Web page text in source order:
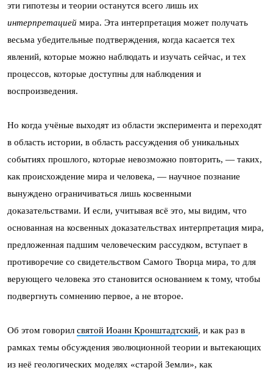
эти гипотезы и теории останутся всего лишь их
интерпретацией мира. Эта интерпретация может получать
весьма убедительные подтверждения, когда касается тех
явлений, которые можно наблюдать и изучать сейчас, и тех
процессов, которые доступны для наблюдения и
воспроизведения.
Но когда учёные выходят из области эксперимента и переходят
в область истории, в область рассуждения об уникальных
событиях прошлого, которые невозможно повторить, — таких,
как происхождение мира и человека, — научное познание
вынуждено ограничиваться лишь косвенными
доказательствами. И если, учитывая всё это, мы видим, что
основанная на косвенных доказательствах интерпретация мира,
предложенная падшим человеческим рассудком, вступает в
противоречие со свидетельством Самого Творца мира, то для
верующего человека это становится основанием к тому, чтобы
подвергнуть сомнению первое, а не второе.
Об этом говорил святой Иоанн Кронштадтский, и как раз в
рамках темы обсуждения эволюционной теории и вытекающих
из неё геологических моделях «старой Земли», как